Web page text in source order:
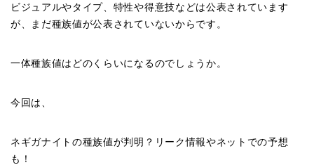
ビジュアルやタイプ、特性や得意技などは公表されています
が、まだ種族値が公表されていないからです。
一体種族値はどのくらいになるのでしょうか。
今回は、
ネギガナイトの種族値が判明？リーク情報やネットでの予想
も！